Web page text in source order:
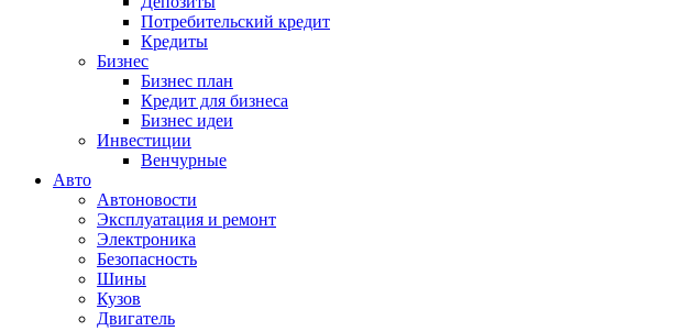
Потребительский кредит
Кредиты
Бизнес
Бизнес план
Кредит для бизнеса
Бизнес идеи
Инвестиции
Венчурные
Авто
Автоновости
Эксплуатация и ремонт
Электроника
Безопасность
Шины
Кузов
Двигатель